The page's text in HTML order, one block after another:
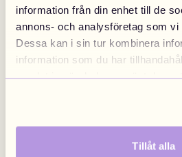
information från din enhet till de
annons- och analysföretag som vi
Dessa kan i sin tur kombinera
information som du har
samlat in när du har använt deras
Tillåt alla
Back Off 49 kr
1 st kvar
Denmark
DKK